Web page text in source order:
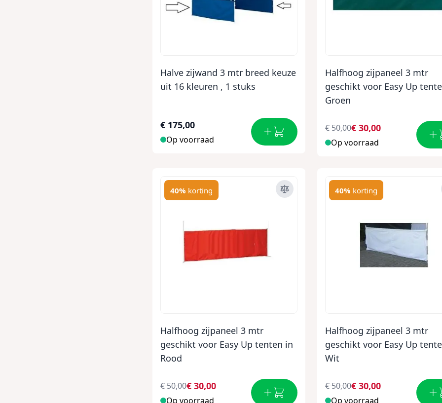
Halve zijwand 3 mtr breed keuze
uit 16 kleuren , 1 stuks
€ 175,00
Op voorraad
Halfhoog zijpaneel 3 mtr
geschikt voor Easy Up
Groen
€ 30,00
€ 50,00
Op voorraad
40% korting
Halfhoog zijpaneel 3 mtr
geschikt voor Easy Up tenten in
Rood
€ 30,00
€ 50,00
Op voorraad
40% korting
Halfhoog zijpaneel 3 mtr
geschikt voor Easy Up
Wit
€ 30,00
€ 50,00
Op voorraad